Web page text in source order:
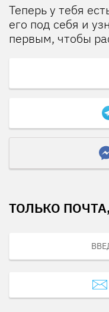
Теперь у тебя
его под себя и
первым, чтобы
ТОЛЬКО